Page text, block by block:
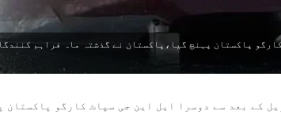
پاکستان پہنچ گیا،پاکستان نے گذشتہ ماہ فراہم
کے بعد سے دوسرا ایل این جی سپاٹ کارگو پاکستان